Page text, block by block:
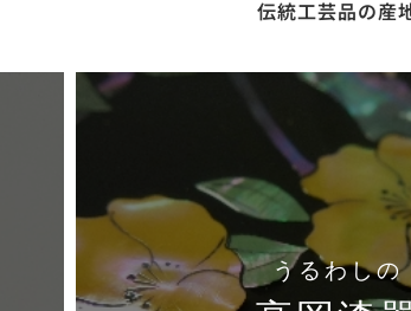
伝統工芸品の産
うるわしの